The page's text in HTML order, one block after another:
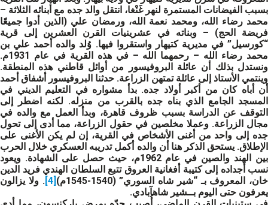
بسبب الفيضانات المستمرة لنهر غَنْغا، انتقل والد جده مع أبنائه الثلاثة –
محمد رضاء الله، ومحمد نعمة الله، ورمضان علي (الذين أدوا جميعًا
فريضة الحج) – وبناته في عشرينيات القرن العشرين إلى قرية
“كورسيل” في مديرية كتيهار واستقروا فيها. وُلد والده أحمد علي بن
محمد رضاء الله – رحمهما الله – في هذه القرية في عام 1931م.
ونستدل بذلك أن عائلة البروفيسور من أوائل قاطني هذه المنطقة.
وينتمي الأستاذ إلى عائلة تمتهن الزراعة. حدثنا البروفيسور أشفاق أحمد
أن أباه كان من أكبر أولاد جده. بدأ مشواره في التعليم الديني في
المسجد الجامع الذي بناه جده بالقرب من منزله. لكنه اضطر إلى
التوقف عن الدراسة بسبب ظروف قاهرة، وبدأ العمل مع والده في
مجال الزراعة. وعملا مخلصين في حقول الزراعة، مما أدى إلى تحول
جده إلى واحد من أغنى الأشخاص في القرية، إن لم يكن الأغنى على
الإطلاق. يستحق الذكر هنا أن والده أكمل تدريبه العسكري خلال الحرب
بين الهند والصين في عام 1962م، حيث حصل على الشهادة. ويعود
نسب أجداده إلى كتيبة أفغانية العروق تتبع السلطان الهندي فريد الدين
خان، المعروف بـ “شير شاه السوري” (1540-1545م)
[4]
. ولا يزالون
يعرفون حتى اليوم بــشير شاهآبادي.